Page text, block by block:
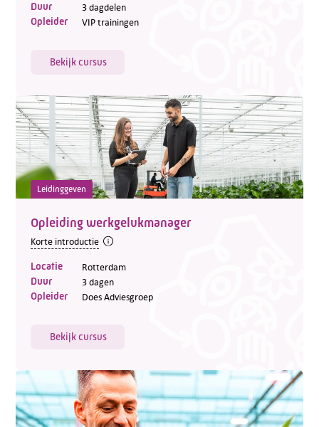
Duur 3 dagdelen
Opleider VIP trainingen
Bekijk cursus
Leidinggeven
Opleiding werkgelukmanager
Korte introductie
Locatie Rotterdam
Duur 3 dagen
Opleider Does Adviesgroep
Bekijk cursus